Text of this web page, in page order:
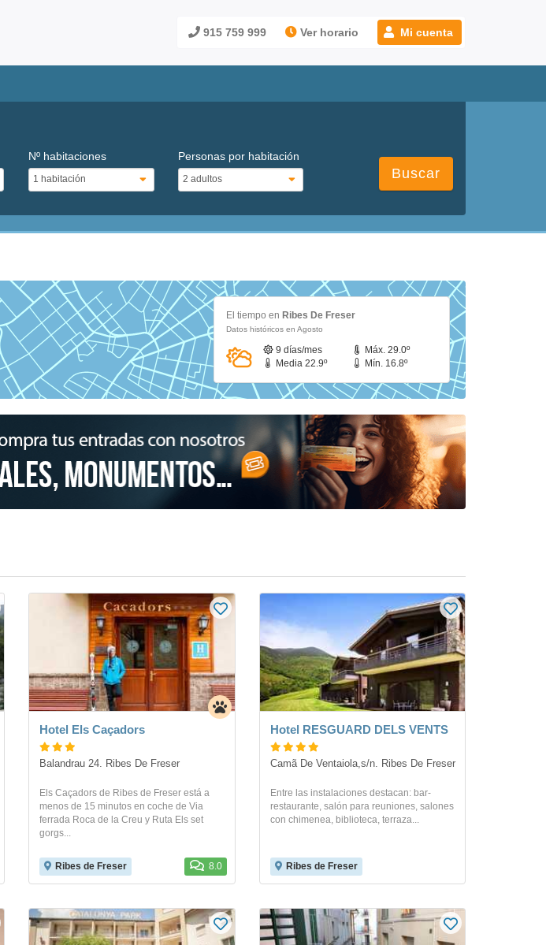
915 759 999 Ver horario Mi cuenta
Nº habitaciones Personas por habitación
Buscar
El tiempo en Ribes De Freser
Datos históricos en Agosto
9 días/mes
Máx. 29.0º
Media 22.9º
Mín. 16.8º
Hotel Els Caçadors
Balandrau 24. Ribes De Freser
Els Caçadors de Ribes de Freser está a
menos de 15 minutos en coche de Via
ferrada Roca de la Creu y Ruta Els set
gorgs...
Ribes de Freser 8.0
Hotel RESGUARD DELS VENTS
Camã­ De Ventaiola,s/n. Ribes De Freser
Entre las instalaciones destacan: bar-
restaurante, salón para reuniones, salones
con chimenea, biblioteca, terraza...
Ribes de Freser